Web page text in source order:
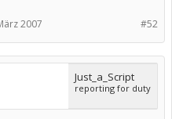
#52
2007
Just_a_Script
reporting for duty